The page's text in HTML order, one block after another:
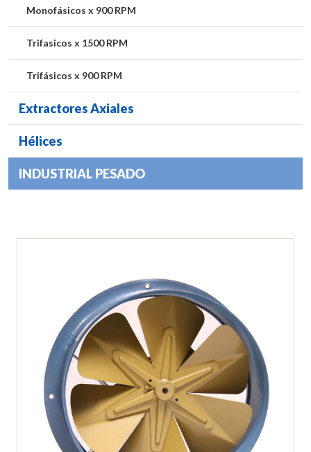
Monofásicos x 900 RPM
Trifasicos x 1500 RPM
Trifásicos x 900 RPM
Extractores Axiales
Hélices
INDUSTRIAL PESADO